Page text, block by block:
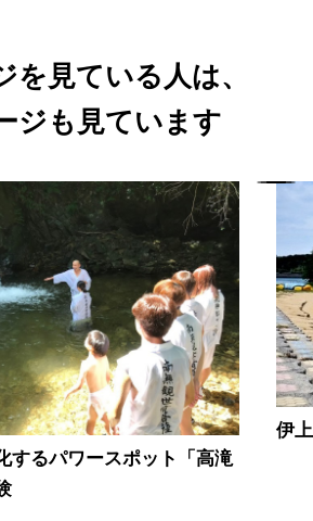
を見ている人は、
ジも見ています
するパワースポット「高滝
伊